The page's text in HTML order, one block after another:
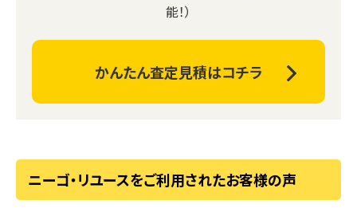
能！）
かんたん査定見積はコチラ
ニーゴ・リユースをご利用されたお客様の声